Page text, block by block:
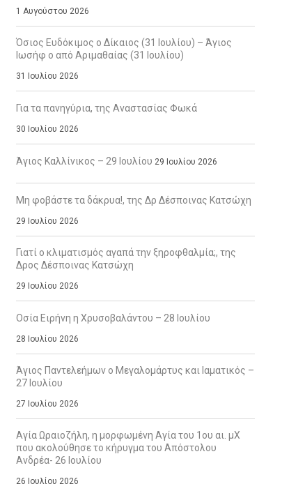
1 Αυγούστου 2026
Όσιος Ευδόκιμος ο Δίκαιος (31 Ιουλίου) – Άγιος
Ιωσήφ ο από Αριμαθαίας (31 Ιουλίου)
31 Ιουλίου 2026
Για τα πανηγύρια, της Αναστασίας Φωκά
30 Ιουλίου 2026
Άγιος Καλλίνικος – 29 Ιουλίου 29 Ιουλίου 2026
Μη φοβάστε τα δάκρυα!, της Δρ Δέσποινας Κατσώχη
29 Ιουλίου 2026
Γιατί ο κλιματισμός αγαπά την ξηροφθαλμία;, της
Δρος Δέσποινας Κατσώχη
29 Ιουλίου 2026
Οσία Ειρήνη η Χρυσοβαλάντου – 28 Ιουλίου
28 Ιουλίου 2026
Άγιος Παντελεήμων ο Μεγαλομάρτυς και Ιαματικός –
27 Ιουλίου
27 Ιουλίου 2026
Αγία Ωραιοζήλη, η μορφωμένη Αγία του 1ου αι. μΧ
που ακολούθησε το κήρυγμα του Απόστολου
Ανδρέα- 26 Ιουλίου
26 Ιουλίου 2026